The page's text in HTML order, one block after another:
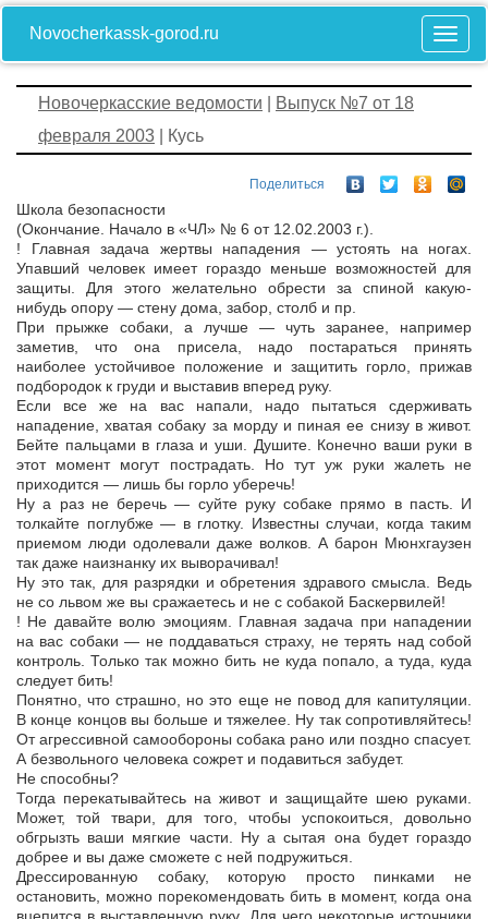
Novocherkassk-gorod.ru
Новочеркасские ведомости
Выпуск №7 от 18
февраля 2003 | Кусь
Поделиться
Школа безопасности
(Окончание. Начало в «ЧЛ» № 6 от 12.02.2003 г.).
! Главная задача жертвы нападения — устоять на ногах.
Упавший человек имеет гораздо меньше возможностей для
защиты. Для этого желательно обрести за спиной какую-
нибудь опору — стену дома, забор, столб и пр.
При прыжке собаки, а лучше — чуть заранее, например
заметив, что она присела, надо постараться принять
наиболее устойчивое положение и защитить горло, прижав
подбородок к груди и выставив вперед руку.
Если все же на вас напали, надо пытаться сдерживать
нападение, хватая собаку за морду и пиная ее снизу в живот.
Бейте пальцами в глаза и уши. Душите. Конечно ваши руки в
этот момент могут пострадать. Но тут уж руки жалеть не
приходится — лишь бы горло уберечь!
Ну а раз не беречь — суйте руку собаке прямо в пасть. И
толкайте поглубже — в глотку. Известны случаи, когда таким
приемом люди одолевали даже волков. А барон Мюнхгаузен
так даже наизнанку их выворачивал!
Ну это так, для разрядки и обретения здравого смысла. Ведь
не со львом же вы сражаетесь и не с собакой Баскервилей!
! Не давайте волю эмоциям. Главная задача при нападении
на вас собаки — не поддаваться страху, не терять над собой
контроль. Только так можно бить не куда попало, а туда, куда
следует бить!
Понятно, что страшно, но это еще не повод для капитуляции.
В конце концов вы больше и тяжелее. Ну так сопротивляйтесь!
От агрессивной самообороны собака рано или поздно спасует.
А безвольного человека сожрет и подавиться забудет.
Не способны?
Тогда перекатывайтесь на живот и защищайте шею руками.
Может, той твари, для того, чтобы успокоиться, довольно
обгрызть ваши мягкие части. Ну а сытая она будет гораздо
добрее и вы даже сможете с ней подружиться.
Дрессированную собаку, которую просто пинками не
остановить, можно порекомендовать бить в момент, когда она